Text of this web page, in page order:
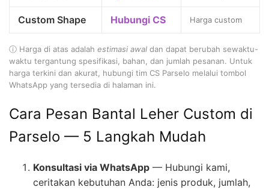
Custom Shape Hubungi CS Harga custom
ⓘ Harga di atas adalah estimasi awal dan dapat berubah sewaktu-
waktu tergantung spesifikasi, bahan, dan jumlah pesanan. Untuk
harga terkini dan akurat, hubungi tim CS Parselo melalui tombol
WhatsApp yang tersedia di halaman ini.
Cara Pesan Bantal Leher Custom di
Parselo — 5 Langkah Mudah
Konsultasi via WhatsApp — Hubungi kami,
ceritakan kebutuhan Anda: jenis produk, jumlah,